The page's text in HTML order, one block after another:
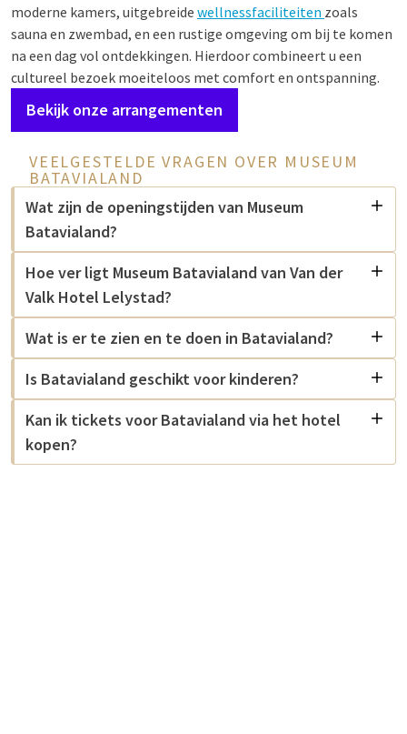
moderne kamers, uitgebreide wellnessfaciliteiten zoals
sauna en zwembad, en een rustige omgeving om bij te komen
na een dag vol ontdekkingen. Hierdoor combineert u een
cultureel bezoek moeiteloos met comfort en ontspanning.
Bekijk onze arrangementen
VEELGESTELDE VRAGEN OVER MUSEUM
BATAVIALAND
Wat zijn de openingstijden van Museum
Batavialand?
Hoe ver ligt Museum Batavialand van Van der
Valk Hotel Lelystad?
Wat is er te zien en te doen in Batavialand?
Is Batavialand geschikt voor kinderen?
Kan ik tickets voor Batavialand via het hotel
kopen?